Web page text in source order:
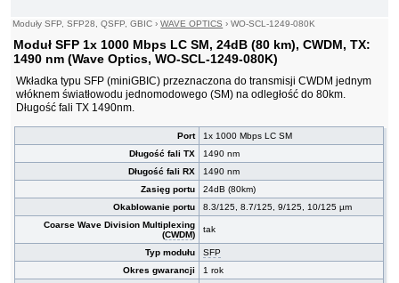
Moduły SFP, SFP28, QSFP, GBIC ›WAVE OPTICS ›WO-SCL-1249-080K
Moduł SFP 1x 1000 Mbps LC SM, 24dB (80 km), CWDM, TX:
1490 nm (Wave Optics, WO-SCL-1249-080K)
Wkładka typu SFP (miniGBIC) przeznaczona do transmisji CWDM jednym
włóknem światłowodu jednomodowego (SM) na odległość do 80km.
Długość fali TX 1490nm.
Port
1x 1000 Mbps LC SM
Długość fali TX
1490 nm
Długość fali RX
1490 nm
Zasięg portu
24dB (80km)
Okablowanie portu
8.3/125, 8.7/125, 9/125, 10/125 µm
Coarse Wave Division Multiplexing
(CWDM)
tak
Typ modułu
SFP
Okres gwarancji
1 rok